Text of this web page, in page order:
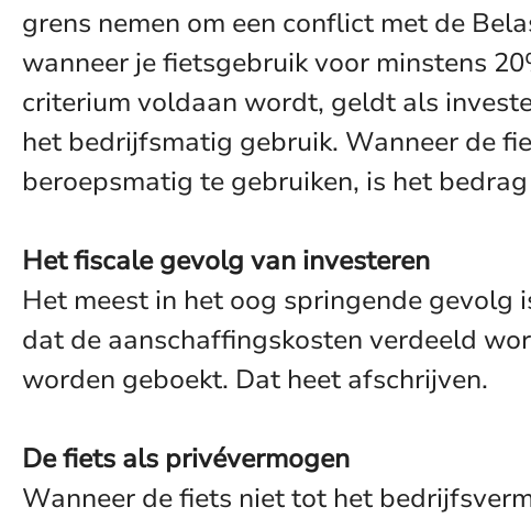
grens nemen om een conflict met de
wanneer je fietsgebruik voor minstens
criterium voldaan wordt, geldt als
het bedrijfsmatig gebruik. Wanneer de
beroepsmatig te gebruiken, is het
Het fiscale gevolg van investeren
Het meest in het oog springende
dat de aanschaffingskosten verdeeld
worden geboekt. Dat heet afschrijven.
De fiets als privévermogen
Wanneer de fiets niet tot het